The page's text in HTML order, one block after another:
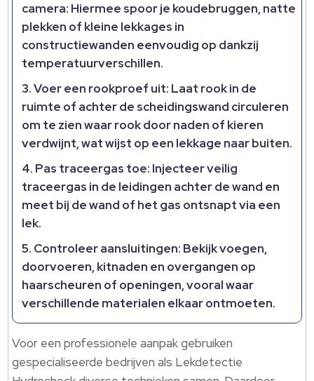
camera: Hiermee spoor je koudebruggen, natte
plekken of kleine lekkages in
constructiewanden eenvoudig op dankzij
temperatuurverschillen.
Voer een rookproef uit: Laat rook in de
ruimte of achter de scheidingswand circuleren
om te zien waar rook door naden of kieren
verdwijnt, wat wijst op een lekkage naar buiten.
Pas traceergas toe: Injecteer veilig
traceergas in de leidingen achter de wand en
meet bij de wand of het gas ontsnapt via een
lek.
Controleer aansluitingen: Bekijk voegen,
doorvoeren, kitnaden en overgangen op
haarscheuren of openingen, vooral waar
verschillende materialen elkaar ontmoeten.
Voor een professionele aanpak gebruiken
gespecialiseerde bedrijven als Lekdetectie